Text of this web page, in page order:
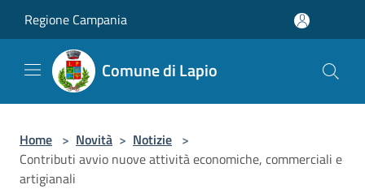
Regione Campania
Comune di Lapio
Home > Novità > Notizie >
Contributi avvio nuove attività economiche, commerciali e
artigianali